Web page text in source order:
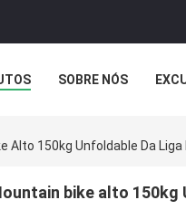
SOBRE NÓS
Alto 150kg Unfoldable Da
bike alto 150kg